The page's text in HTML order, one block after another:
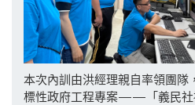
本次內訓由洪經理親自率領團隊
標性政府工程專案——「義民社